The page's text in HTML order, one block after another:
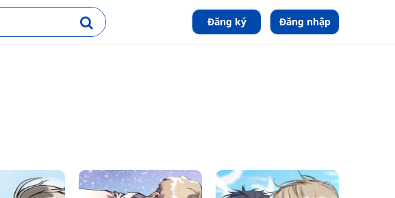
Đăng ký Đăng nhập